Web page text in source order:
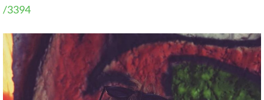
/3394